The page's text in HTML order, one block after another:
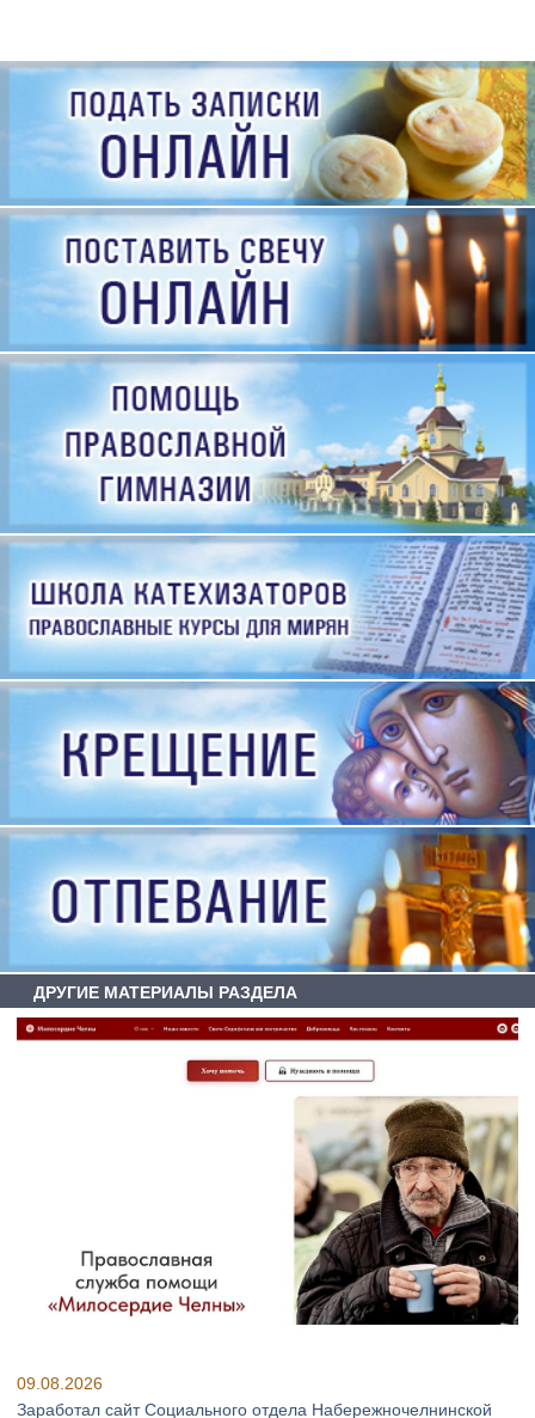
ДРУГИЕ МАТЕРИАЛЫ РАЗДЕЛА
09.08.2026
Заработал сайт Социального отдела Набережночелнинской